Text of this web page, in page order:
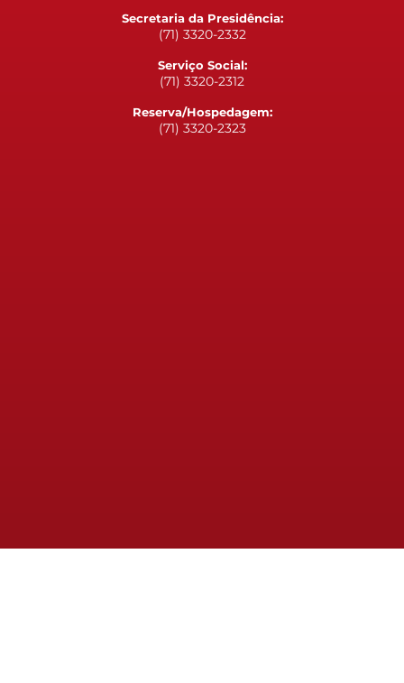
Secretaria da Presidência:
(71) 3320-2332
Serviço Social:
(71) 3320-2312
Reserva/Hospedagem:
(71) 3320-2323